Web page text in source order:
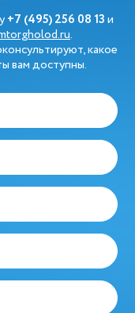
+7 (495) 256 08 13и
.
какое
вам доступны.